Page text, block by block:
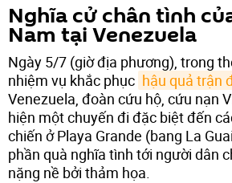
Nghĩa cử chân tình
Nam tại Venezuela
Ngày 5/7 (giờ địa phương), trong
nhiệm vụ khắc phục hậu quả trận
Venezuela, đoàn cứu hộ, cứu nạn
hiện một chuyến đi đặc biệt đến
chiến ở Playa Grande (bang La
phần quà nghĩa tình tới người dân
nặng nề bởi thảm họa.